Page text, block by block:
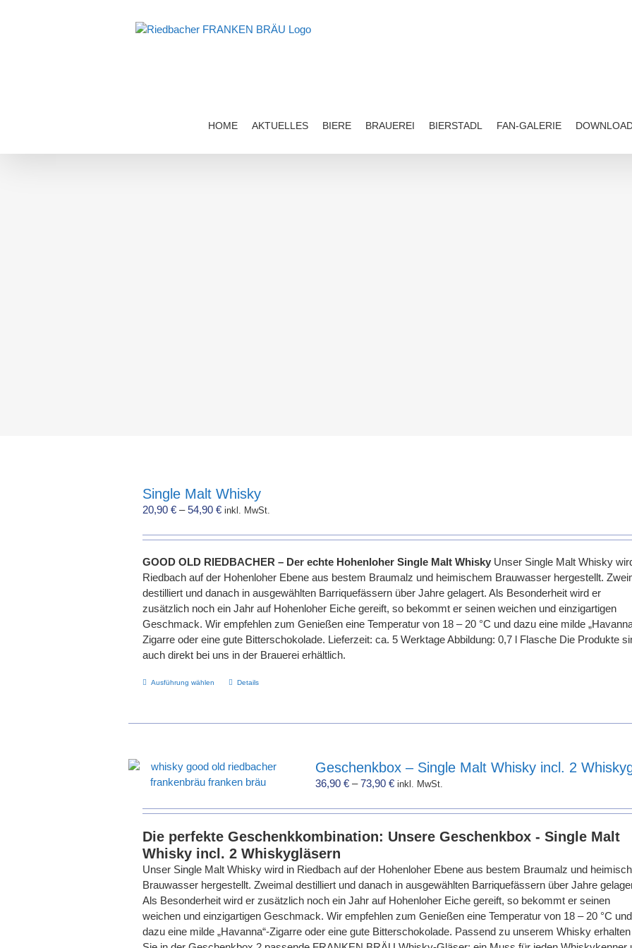
HOME AKTUELLES BIERE BRAUEREI BIERSTADL FAN-GALERIE
Single Malt Whisky
20,90 €–54,90 € inkl. MwSt.
GOOD OLD RIEDBACHER – Der echte Hohenloher Single Malt WhiskyUnser Single Malt Whisky
Riedbach auf der Hohenloher Ebene aus bestem Braumalz und heimischem Brauwasser hergestellt.
destilliert und danach in ausgewählten Barriquefässern über Jahre gelagert. Als Besonderheit wird er
zusätzlich noch ein Jahr auf Hohenloher Eiche gereift, so bekommt er seinen weichen und einzigartigen
Geschmack. Wir empfehlen zum Genießen eine Temperatur von 18 – 20 °C und dazu eine milde
Zigarre oder eine gute Bitterschokolade. Lieferzeit: ca. 5 Werktage Abbildung: 0,7 l Flasche Die Produkte
auch direkt bei uns in der Brauerei erhältlich.
Ausführung wählen
Dieses
auf.
Die
können
der
Produktseite
gewählt
werden
Details
Geschenkbox – Single Malt Whisky incl. 2
36,90 €–73,90 € inkl. MwSt.
Die perfekte Geschenkkombination: Unsere Geschenkbox - Single Malt
Whisky incl. 2 Whiskygläsern
Unser Single Malt Whisky wird in Riedbach auf der Hohenloher Ebene aus bestem Braumalz und
Brauwasser hergestellt. Zweimal destilliert und danach in ausgewählten Barriquefässern über Jahre
Als Besonderheit wird er zusätzlich noch ein Jahr auf Hohenloher Eiche gereift, so bekommt er seinen
weichen und einzigartigen Geschmack. Wir empfehlen zum Genießen eine Temperatur von 18 – 20 °C und
dazu eine milde „Havanna“-Zigarre oder eine gute Bitterschokolade. Passend zu unserem Whisky erhalten